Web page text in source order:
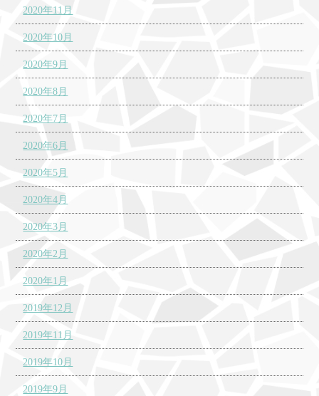
2020年11月
2020年10月
2020年9月
2020年8月
2020年7月
2020年6月
2020年5月
2020年4月
2020年3月
2020年2月
2020年1月
2019年12月
2019年11月
2019年10月
2019年9月